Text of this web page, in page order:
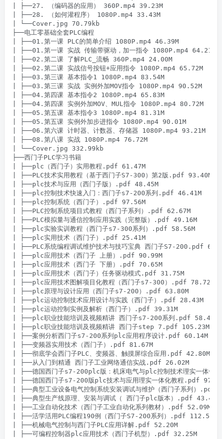
| ├──27. （编码器的应用） 360P.mp4 39.23M
| ├──28. （如何灌程序） 1080P.mp4 33.43M
| └──Cover.jpg 70.79kb
├──电工零基础全套PLC编程
| ├──01.第一课 PLC的简单介绍 1080P.mp4 46.39M
| ├──01.第一课 实战 传输带驱动，加一指令 1080P.mp4 64.21M
| ├──02.第二课 了解PLC_流畅 360P.mp4 24.00M
| ├──02.第二课 实战信号按钮+应用指令 1080P.mp4 65.72M
| ├──03.第三课 基本指令1 1080P.mp4 83.54M
| ├──03.第三课 实战 实例外加MOV指令 1080P.mp4 90.52M
| ├──04.第四课 基本指令2 1080P.mp4 65.83M
| ├──04.第四课 实例外加MOV、MUL指令 1080P.mp4 80.72M
| ├──05.第五课 基本指令3 1080P.mp4 81.31M
| ├──05.第五课 实例外加步进指令 1080P.mp4 90.01M
| ├──06.第六课 计时器、计数器、存储器 1080P.mp4 93.21M
| ├──08.第八课 实战 1080P.mp4 76.72M
| └──Cover.jpg 332.99kb
├──西门子PLC学习书籍
| ├──plc（西门子）实用教程.pdf 61.47M
| ├──PLC技术实用教程（基于西门子S7-300）第2版.pdf 93.40M
| ├──plc技术与应用（西门子版）.pdf 48.45M
| ├──plc控制技术快速入门：西门子s7-200系列.pdf 46.41M
| ├──plc控制系统（西门子）.pdf 97.56M
| ├──PLC控制系统项目式教程（西门子系列）.pdf 62.67M
| ├──PLC模拟量与通信控制应用实践（完整版）.pdf 49.16M
| ├──plc实验实训教程（西门子s7-300系列）.pdf 58.56M
| ├──plc实用技术（西门子）.pdf 25.41M
| ├──PLC系统编程调试维护技术与技巧宝典 西门子S7-200.pdf
| ├──plc应用技术（西门子 上册）.pdf 90.99M
| ├──plc应用技术（西门子 下册）.pdf 70.65M
| ├──plc应用技术（西门子）任务驱动模式.pdf 31.75M
| ├──plc应用技术图解项目化教程（西门子s7-300）.pdf 78.72M
| ├──plc原理与设计应用（西门子s7-200）.pdf 63.80M
| ├──plc运动控制技术应用设计与实践（西门子）.pdf 28.43M
| ├──plc运动控制实例及解析（西门子）.pdf 39.31M
| ├──plc职业技能培训及视频精讲 西门子s7-200系列.pdf 58.46M
| ├──plc职业技能培训及视频精讲 西门子step 7.pdf 105.23M
| ├──案例分析西门子s7-200系列plc应用程序设计.pdf 60.14M
| ├──变频器实用技术（西门子）.pdf 81.67M
| ├──彻底学会西门子PLC、变频器、触摸屏综合应用.pdf 42.80M
| ├──从入门到精通 西门子工业网络通信实战.pdf 26.02M
| ├──德国西门子s7-200plc版：机床电气与plc控制技术理实一体
| ├──德国西门子s7-200版plc技术与应用理实一体化教程.pdf
| ├──典型工业设备电气控制系统安装调试与维护（西门子系列）.pdf
| ├──典型生产线原理、安装与调试（ 西门子plc版本）.pdf 43.47M
| ├──工业自动化技术（西门子工业自动化系列教材）.pdf 52.09M
| ├──活学活用PLC编程190例（西门子S7-200系列）.pdf 112.56M
| ├──机械电气控制与西门子PLC应用详解.pdf 52.20M
| ├──可编程控制器plc应用技术（西门子机型）.pdf 32.25M